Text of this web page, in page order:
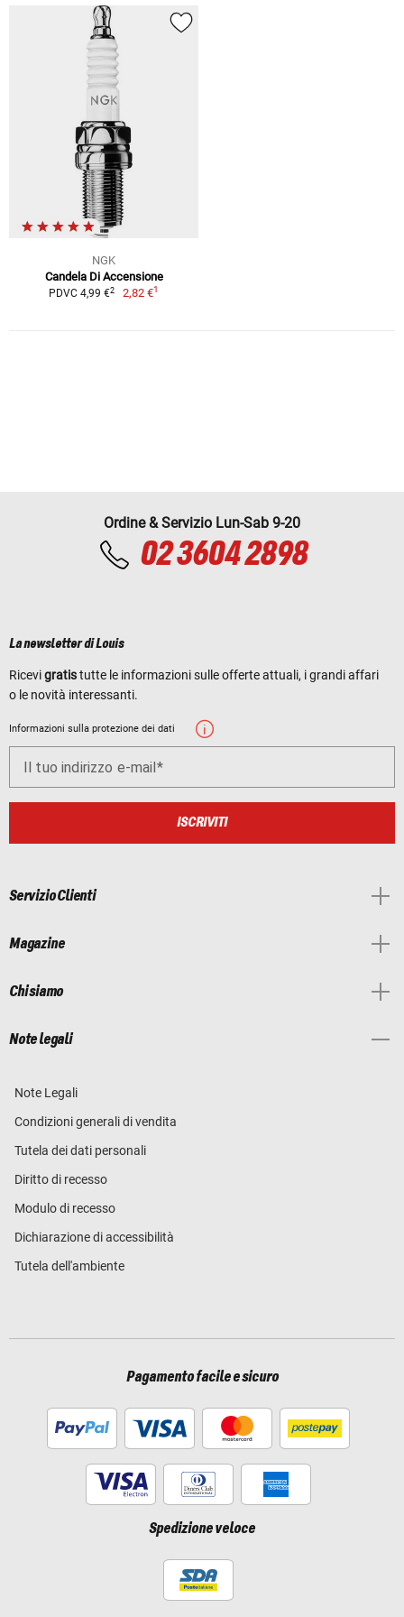
NGK
Candela Di Accensione
PDVC 4,99 €2 2,82 €1
Ordine & Servizio Lun-Sab 9-20
02 3604 2898
La newsletter di Louis
Ricevigratistutte le informazioni sulle offerte attuali, i grandi affari
o le novità interessanti.
Informazioni sulla protezione dei dati
Il tuo indirizzo e-mail
ISCRIVITI
Servizio Clienti
Magazine
Chi siamo
Note legali
Note Legali
Condizioni generali di vendita
Tutela dei dati personali
Diritto di recesso
Modulo di recesso
Dichiarazione di accessibilità
Tutela dell'ambiente
Pagamento facile e sicuro
Spedizione veloce